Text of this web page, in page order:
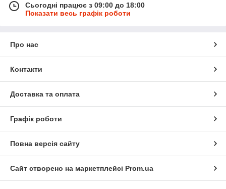
Сьогодні працює з 09:00 до 18:00
Показати весь графік роботи
Про нас
Контакти
Доставка та оплата
Графік роботи
Повна версія сайту
Сайт створено на маркетплейсі Prom.ua